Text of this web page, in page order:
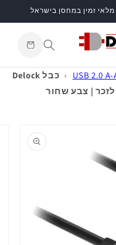
זמין במחסן בישראל
התחברות
קניות
›
כבל Delock